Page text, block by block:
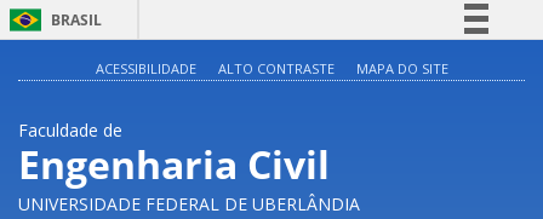
BRASIL
Legislação
ACESSIBILIDADE ALTO CONTRASTE MAPA DO SITE
Faculdade de
Engenharia Civil
UNIVERSIDADE FEDERAL DE UBERLÂNDIA